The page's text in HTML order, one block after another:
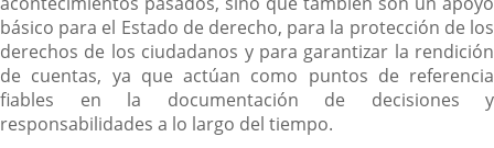
básico para el Estado de derecho, para la protección de los
derechos de los ciudadanos y para garantizar la rendición
de cuentas, ya que actúan como puntos de referencia
fiables en la documentación de decisiones y
responsabilidades a lo largo del tiempo.